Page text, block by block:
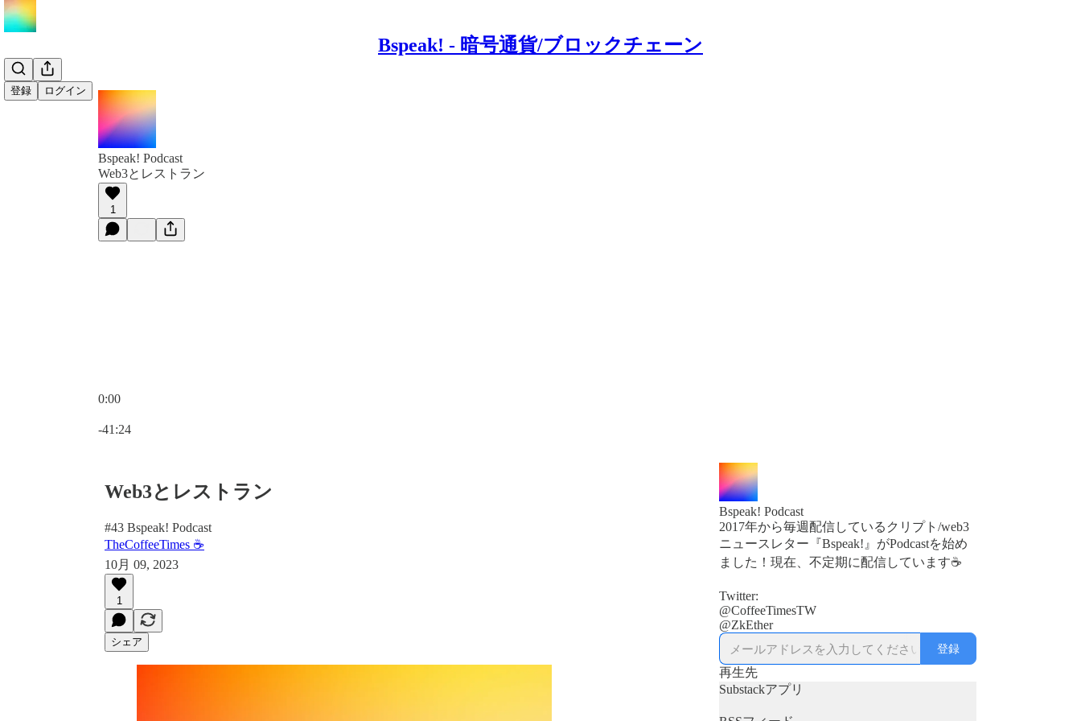
Bspeak! - 暗号通貨/ブロックチェーン
登録 ログイン
Bspeak! Podcast
Web3とレストラン
1
0:00
-41:24
Web3とレストラン
#43 Bspeak! Podcast
TheCoffeeTimes ☕
10月 09, 2023
1
シェア
Bspeak! Podcast
2017年から毎週配信しているクリプト/web3
ニュースレター『Bspeak!』がPodcastを始め
ました！現在、不定期に配信しています☕
Twitter:
@CoffeeTimesTW
登録
再生先
Substackアプリ